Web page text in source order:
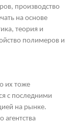
производство
на основе
теория и
полимеров и
их тоже
с последними
на рынке.